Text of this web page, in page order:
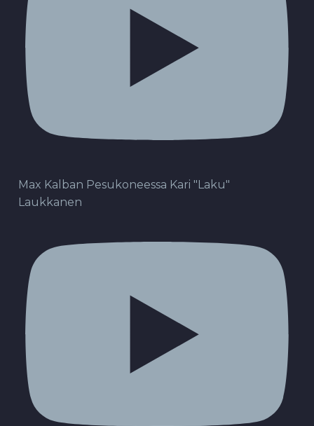
Max Kalban Pesukoneessa Kari "Laku"
Laukkanen